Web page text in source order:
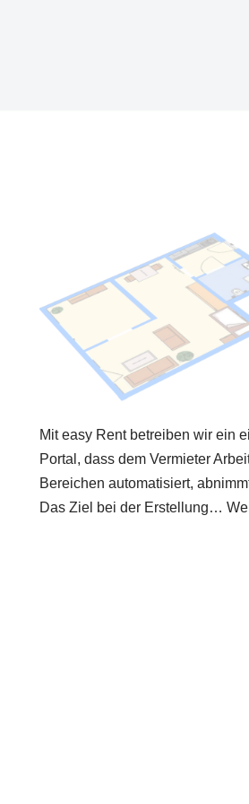
Mit easy Rent betreiben wir ein
Portal, dass dem Vermieter
Bereichen automatisiert,
Das Ziel bei der Erstellung…